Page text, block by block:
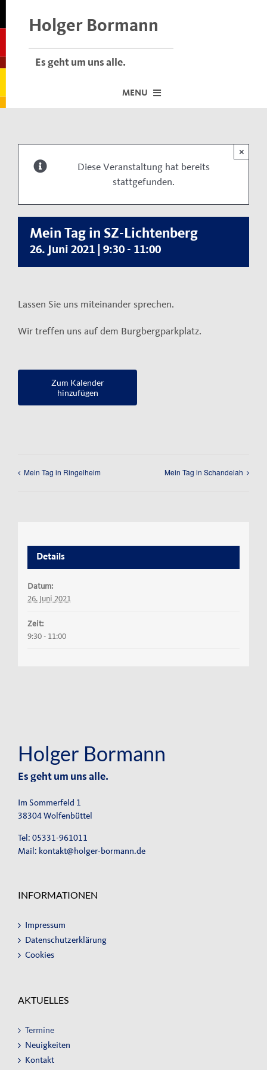
Holger Bormann
Es geht um uns alle.
MENU
Dafür stehe ich
Termine vor Ort
Neuigkeiten
Der Bormann-Bulli
Impressum
Datenschutzerklärung
Diese Veranstaltung hat bereits
stattgefunden.
×
Mein Tag in SZ-Lichtenberg
26. Juni 2021 | 9:30 - 11:00
Lassen Sie uns miteinander sprechen.
Wir treffen uns auf dem Burgbergparkplatz.
Zum Kalender
hinzufügen
Mein Tag in Ringelheim Mein Tag in Schandelah
Details
Datum:
26. Juni 2021
Zeit:
9:30 - 11:00
Holger Bormann
Es geht um uns alle.
Im Sommerfeld 1
38304 Wolfenbüttel
Tel: 05331-961011
Mail: kontakt@holger-bormann.de
INFORMATIONEN
Impressum
Datenschutzerklärung
Cookies
AKTUELLES
Termine
Neuigkeiten
Kontakt